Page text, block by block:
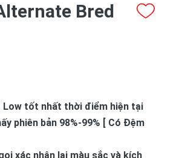
Bred
Low tốt nhất thời điểm hiện tại
phiên bản 98%-99% [ Có Đệm
xác nhận lại màu sắc và kích